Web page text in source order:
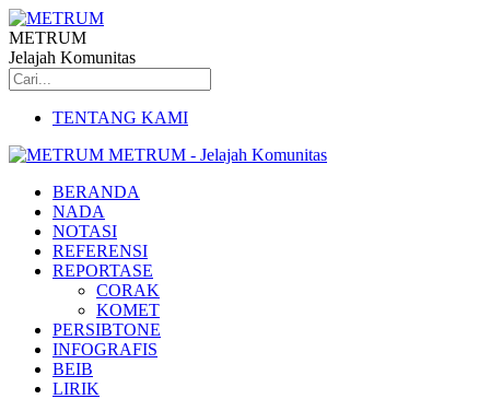
METRUM
Jelajah Komunitas
TENTANG KAMI
METRUM - Jelajah Komunitas
BERANDA
NADA
NOTASI
REFERENSI
REPORTASE
CORAK
KOMET
PERSIBTONE
INFOGRAFIS
BEIB
LIRIK